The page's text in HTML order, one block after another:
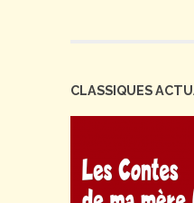
CLASSIQUES